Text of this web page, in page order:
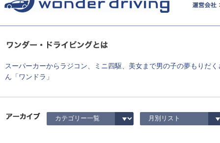
スーパーカーからラジコン、ミニ四駆、美女まで男の子の夢もりだく
ん「ワンドラ」